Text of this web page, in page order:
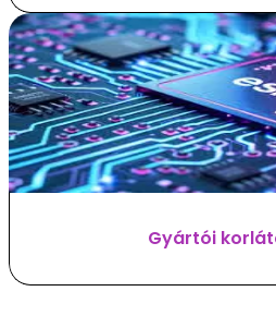
Gyártói